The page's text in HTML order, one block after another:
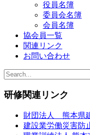
役員名簿
委員会名簿
会員名簿
協会員一覧
関連リンク
お問い合わせ
研修関連リンク
財団法人 熊本県
建設業労働災害防